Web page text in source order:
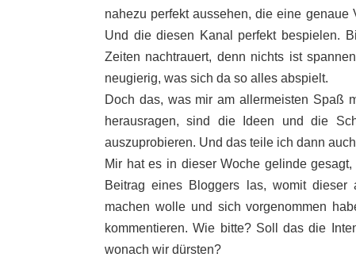
nahezu perfekt aussehen, die eine
Und die diesen Kanal perfekt bespielen.
Zeiten nachtrauert, denn nichts ist
neugierig, was sich da so alles abspielt.
Doch das, was mir am allermeisten Spaß
herausragen, sind die Ideen und die
auszuprobieren. Und das teile ich dann
Mir hat es in dieser Woche gelinde
Beitrag eines Bloggers las, womit
machen wolle und sich vorgenommen
kommentieren. Wie bitte? Soll das die
wonach wir dürsten?